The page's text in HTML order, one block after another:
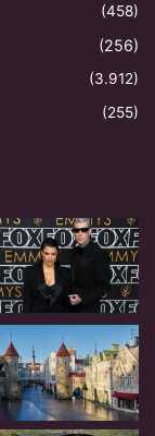
(458)
(256)
(3.912)
(255)